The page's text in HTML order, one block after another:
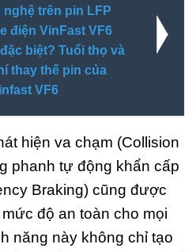
nghệ trên pin LFP
điện VinFast VF6
biệt? Tuổi thọ và
thay thế pin của
VF6
hiện va chạm (Collision
phanh tự động khẩn cấp
Braking) cũng được
độ an toàn cho mọi
năng này không chỉ tạo